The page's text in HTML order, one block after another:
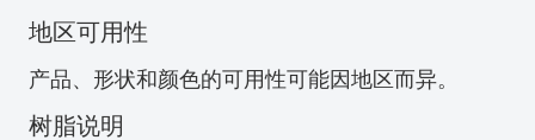
地区可用性
产品、形状和颜色的可用性可能因地区而异。
树脂说明